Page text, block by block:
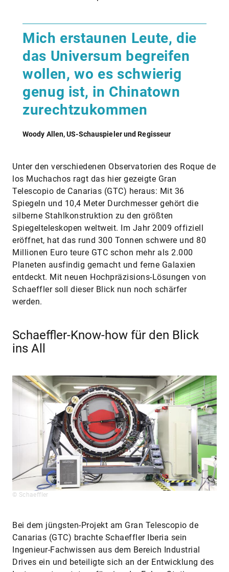
Mich erstaunen Leute, die
das Universum begreifen
wollen, wo es schwierig
genug ist, in Chinatown
zurechtzukommen
Woody Allen, US-Schauspieler und Regisseur
Unter den verschiedenen Observatorien des Roque de
los Muchachos ragt das hier gezeigte Gran
Telescopio de Canarias (GTC) heraus: Mit 36
Spiegeln und 10,4 Meter Durchmesser gehört die
silberne Stahlkonstruktion zu den größten
Spiegelteleskopen weltweit. Im Jahr 2009 offiziell
eröffnet, hat das rund 300 Tonnen schwere und 80
Millionen Euro teure GTC schon mehr als 2.000
Planeten ausfindig gemacht und ferne Galaxien
entdeckt. Mit neuen Hochpräzisions-Lösungen von
Schaeffler soll dieser Blick nun noch schärfer
werden.
Schaeffler-Know-how für den Blick
ins All
© Schaeffler
Bei dem jüngsten-Projekt am Gran Telescopio de
Canarias (GTC) brachte Schaeffler Iberia sein
Ingenieur-Fachwissen aus dem Bereich Industrial
Drives ein und beteiligte sich an der Entwicklung des